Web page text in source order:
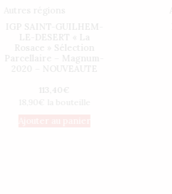
Autres régions
IGP SAINT-GUILHEM-
LE-DESERT « La
Rosace » Sélection
Parcellaire – Magnum-
2020 – NOUVEAUTE
113,40
€